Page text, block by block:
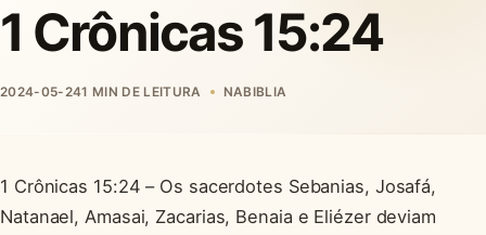
1 Crônicas 15:24
2024-05-241 MIN DE LEITURA NABIBLIA
1 Crônicas 15:24 – Os sacerdotes Sebanias, Josafá,
Natanael, Amasai, Zacarias, Benaia e Eliézer deviam